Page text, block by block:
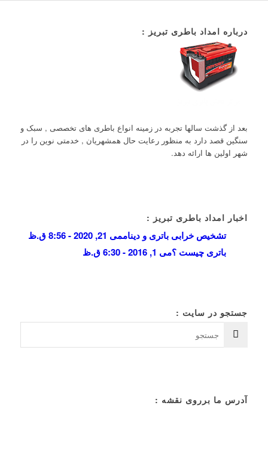
درباره امداد باطری تبریز :
بعد از گذشت سالها تجربه در زمینه انواع باطری های تخصصی , سبک و
سنگین قصد دارد به منظور رعایت حال همشهریان , خدمتی نوین را در
شهر اولین ها ارائه دهد.
اخبار امداد باطری تبریز :
تشخیص خرابی باتری و دیناممی 21, 2020 - 8:56 ق.ظ
باتری چیست ؟می 1, 2016 - 6:30 ق.ظ
جستجو در سایت :
آدرس ما برروی نقشه :